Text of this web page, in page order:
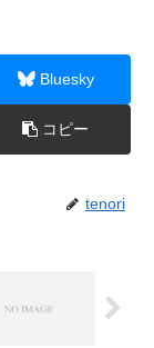
Bluesky
コピー
tenori